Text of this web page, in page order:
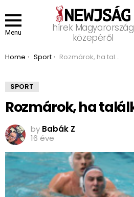
Menu
hírek Magyarország
közepéről
You are here:
Home Sport Rozmárok, ha találkoznak
SPORT
Rozmárok, ha
by Babák Z
16 éve